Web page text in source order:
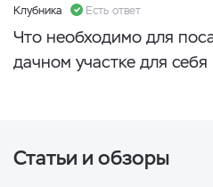
Клубника Есть ответ
Что необходимо для
дачном участке для
Статьи и обзоры